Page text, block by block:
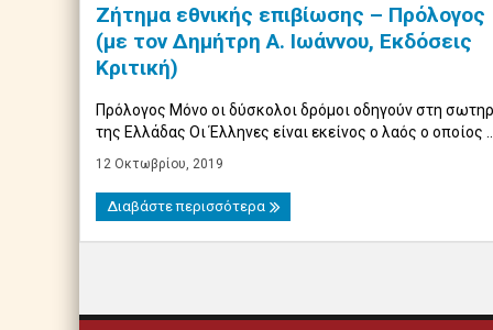
Ζήτημα εθνικής επιβίωσης – Πρόλογος
(με τον Δημήτρη Α. Ιωάννου, Εκδόσεις
Κριτική)
Πρόλογος Μόνο οι δύσκολοι δρόμοι οδηγούν στη
της Ελλάδας Οι Έλληνες είναι εκείνος ο λαός ο οποίος
12 Οκτωβρίου, 2019
Διαβάστε περισσότερα